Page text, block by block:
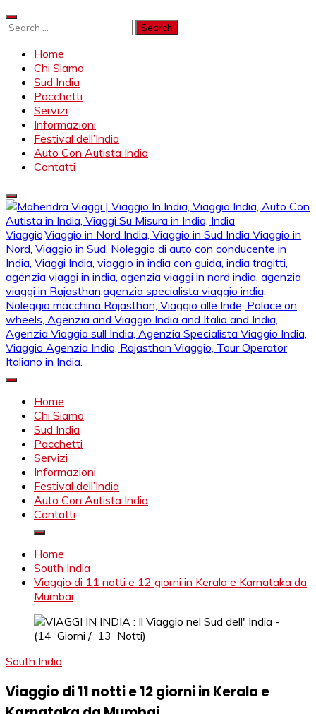
Skip
to
Search
Home
Chi Siamo
Sud India
Pacchetti
Servizi
Informazioni
Festival dell’India
Auto Con Autista India
Contatti
Autista in India, Viaggi Su Misura in India, India Viaggio,Viaggio
in Nord India, Viaggio in Sud India Viaggio in Nord, Viaggio in
Sud, Noleggio di auto con conducente in India, Viaggi India,
viaggio in india con guida, india tragitti, agenzia viaggi in india,
agenzia viaggi in nord india, agenzia viaggi in
Rajasthan,agenzia specialista viaggio india, Noleggio
macchina Rajasthan, Viaggio alle Inde, Palace on wheels,
Agenzia and Viaggio India and Italia and India, Agenzia
Viaggio sull India, Agenzia Specialista Viaggio India, Viaggio
Agenzia India, Rajasthan Viaggio, Tour Operator Italiano in
Home
Chi Siamo
Sud India
Pacchetti
Servizi
Informazioni
Festival dell’India
Auto Con Autista India
Contatti
Home
South India
Viaggio di 11 notti e 12 giorni in Kerala e Karnataka da
Mumbai
South India
Viaggio di 11 notti e 12 giorni in Kerala e